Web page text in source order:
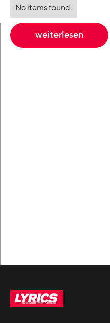
No items found.
weiterlesen